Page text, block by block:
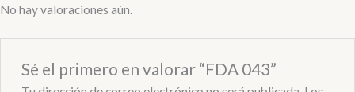
No hay valoraciones aún.
Sé el primero en valorar “FDA 043”